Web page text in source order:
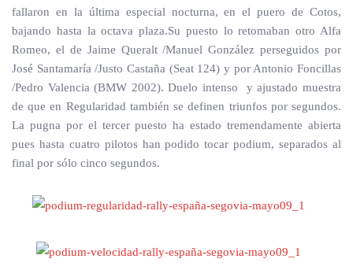
fallaron en la última especial nocturna, en el puero de Cotos,
bajando hasta la octava plaza.Su puesto lo retomaban otro Alfa
Romeo, el de Jaime Queralt /Manuel González perseguidos por
José Santamaría /Justo Castaña (Seat 124) y por Antonio Foncillas
/Pedro Valencia (BMW 2002). Duelo intenso y ajustado muestra
de que en Regularidad también se definen triunfos por segundos.
La pugna por el tercer puesto ha estado tremendamente abierta
pues hasta cuatro pilotos han podido tocar podium, separados al
final por sólo cinco segundos.